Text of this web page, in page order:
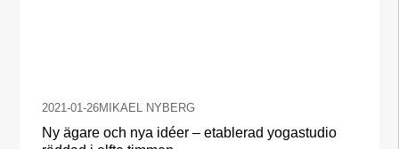
2021-01-26MIKAEL NYBERG
Ny ägare och nya idéer – etablerad yogastudio